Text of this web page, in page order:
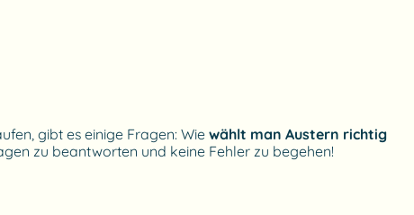
gibt es einige Fragen: Wiewählt man Austern richtig
zu beantworten und keine Fehler zu begehen!